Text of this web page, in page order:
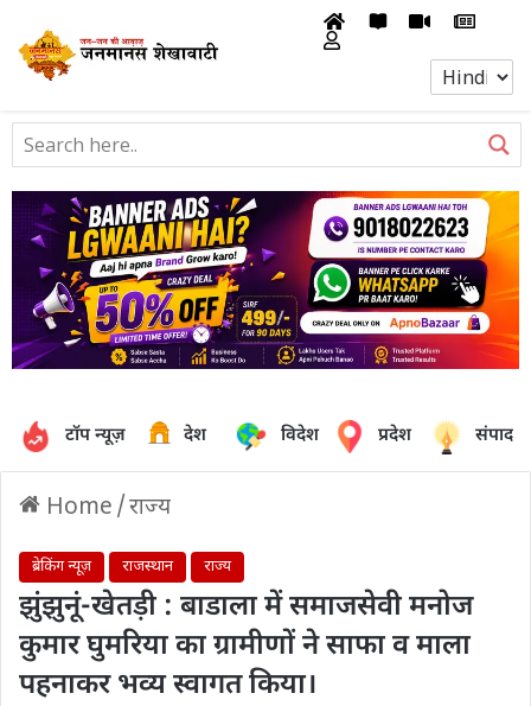
टॉप न्यूज़ देश विदेश प्रदेश
Home /राज्य
ब्रेकिंग न्यूज़ राजस्थान राज्य
झुंझुनूं-खेतड़ी : बाडाला में समाजसेवी मनोज
कुमार घुमरिया का ग्रामीणों ने साफा व माला
पहनाकर भव्य स्वागत किया।